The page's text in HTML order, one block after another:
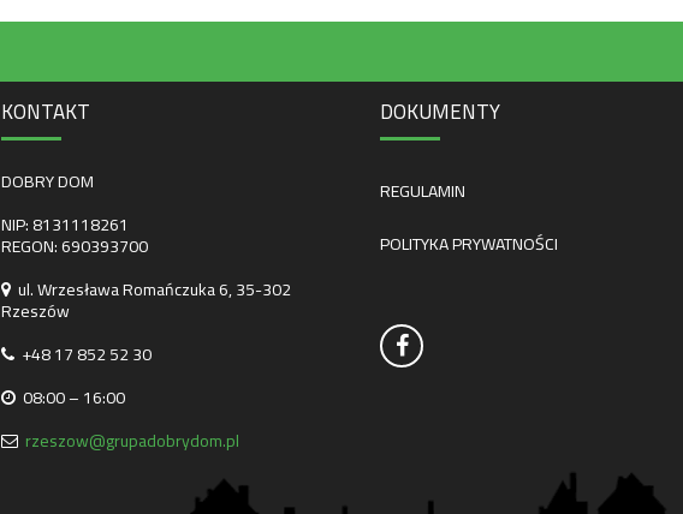
KONTAKT
DOBRY DOM
NIP: 8131118261
REGON: 690393700
ul. Wrzesława Romańczuka 6, 35-302
Rzeszów
+48 17 852 52 30
08:00 – 16:00
rzeszow@grupadobrydom.pl
DOKUMENTY
REGULAMIN
POLITYKA PRYWATNOŚCI